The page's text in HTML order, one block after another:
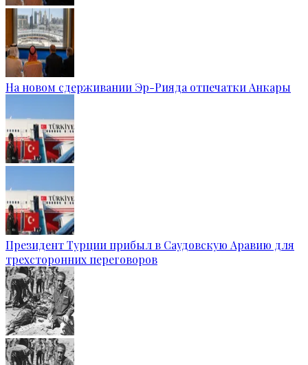
На новом сдерживании Эр-Рияда отпечатки Анкары
Президент Турции прибыл в Саудовскую Аравию для
трехсторонних переговоров